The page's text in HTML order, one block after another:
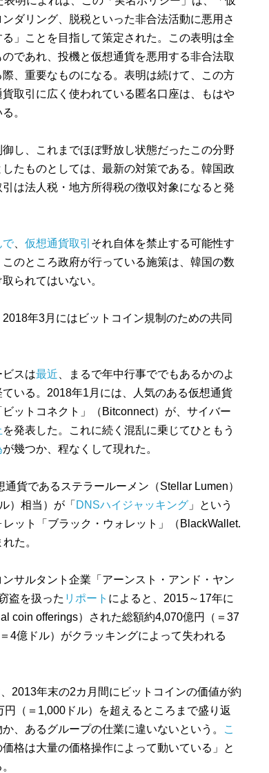
ダリング、脱税といった非合法活動に悪用さ
」ことを目指して策定された。この表明は全
であれ、投機と仮想通貨を悪用する非合法取
、重要なものになる。表明は続けて、この方
取引に広く使われている匿名口座は、もはや
。
し、これまでほぼ野放し状態だったこの分野
たものとしては、最新の対策である。韓国政
は法人税・地方所得税の徴収対象になると発
で 仮想通貨取引 それ自体を禁止する可能性す
のところ政府が行っている施策は、韓国の数
られてはいない。
年3月にはビットコイン規制のための共同
スは最近 、まるで年中行事ででもあるかのよ
いる。2018年1月には、人気のある仮想通貨
ットコネクト」（Bitconnect）が、サイバー
を発表した。これに続く混乱に乗じてひともう
が幾つか、程なくして現れた。
貨であるステラールーメン（Stellar Lumen）
）相当）が「 DNSハイジャッキング 」という
ット「ブラック・ウォレット」（BlackWallet.
た。
サルタント企業「アーンスト・アンド・ヤン
盗を扱った リポート によると、2015～17年に
coin offerings）された総額約4,070億円（＝37
4億ドル）がクラッキングによって失われる
2013年末の2カ月間にビットコインの価値が約
（＝1,000ドル）を超えるところまで盛り返
、あるグループの仕業に違いないという。
こ
格は大量の価格操作によって動いている」と